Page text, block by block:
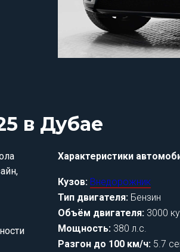
Характеристики
в Дубае
Объём двигателя: 3000
Разгон до 100 км/ч: 5.7
Мощность: 380 л.с.
Тип двигателя: Бензин
Кузов: Внедорожник